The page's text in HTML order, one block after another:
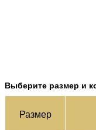
Выберите размер и
Раз­мер